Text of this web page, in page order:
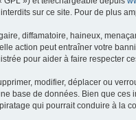
sur ce site. Pour de plus
diffamatoire, haineux,
action peut entraîner votre
pour aider à faire respecter
modifier, déplacer ou
base de données. Bien que
qui pourrait conduire à la